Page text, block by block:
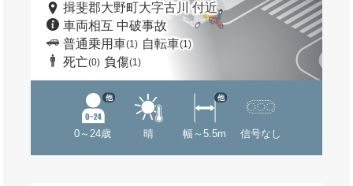
揖斐郡大野町大字古川 付近
車両相互 中破事故
普通乗用車(1) 自転車(1)
死亡(0) 負傷(1)
0～24歳
他
晴 幅～5.5m
他
信号なし